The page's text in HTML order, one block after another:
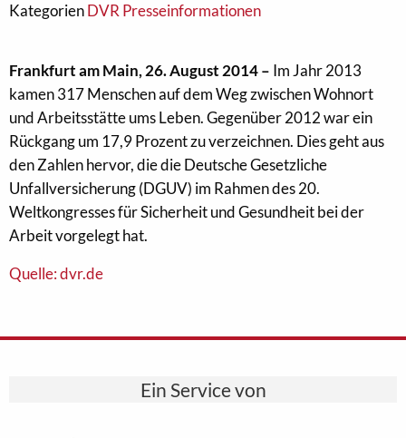
KategorienDVR Presseinformationen
Frankfurt am Main, 26. August 2014 – Im Jahr 2013
kamen 317 Menschen auf dem Weg zwischen Wohnort
und Arbeitsstätte ums Leben. Gegenüber 2012 war ein
Rückgang um 17,9 Prozent zu verzeichnen. Dies geht aus
den Zahlen hervor, die die Deutsche Gesetzliche
Unfallversicherung (DGUV) im Rahmen des 20.
Weltkongresses für Sicherheit und Gesundheit bei der
Arbeit vorgelegt hat.
Quelle: dvr.de
Ein Service von